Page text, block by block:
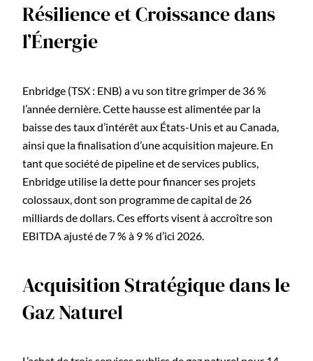
Résilience et Croissance dans
l’Énergie
Enbridge (TSX : ENB) a vu son titre grimper de 36 %
l’année dernière. Cette hausse est alimentée par la
baisse des taux d’intérêt aux États-Unis et au Canada,
ainsi que la finalisation d’une acquisition majeure. En
tant que société de pipeline et de services publics,
Enbridge utilise la dette pour financer ses projets
colossaux, dont son programme de capital de 26
milliards de dollars. Ces efforts visent à accroître son
EBITDA ajusté de 7 % à 9 % d’ici 2026.
Acquisition Stratégique dans le
Gaz Naturel